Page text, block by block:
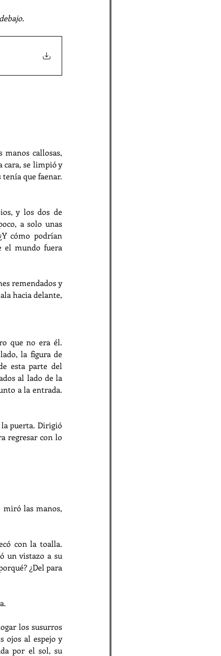
callosas,
cara, se limpió y
que faenar.
y los dos de
a solo unas
cómo podrían
el mundo fuera
remendados y
hacia delante,
que no era él.
la figura de
esta parte del
al lado de la
a la entrada.
la puerta. Dirigió
regresar con lo
miró las manos,
con la toalla.
un vistazo a su
¿Del para
los susurros
ojos al espejo y
por el sol, su